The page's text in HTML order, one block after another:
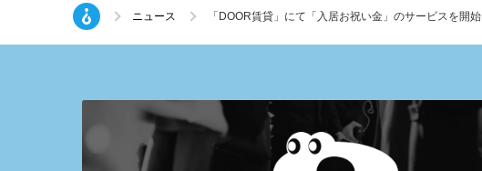
ニュース 「DOOR賃貸」にて「入居お祝い金」のサービスを開始